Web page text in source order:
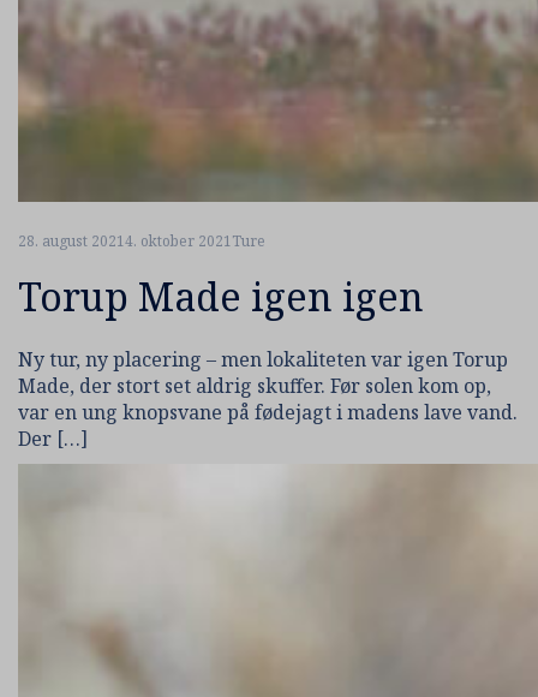
28. august 20214. oktober 2021Ture
Torup Made igen igen
Ny tur, ny placering – men lokaliteten var igen Torup
Made, der stort set aldrig skuffer. Før solen kom op,
var en ung knopsvane på fødejagt i madens lave vand.
Der […]